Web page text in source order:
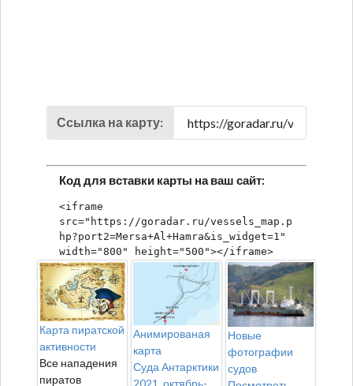
Ссылка на карту:
Код для вставки карты на ваш сайт:
<iframe
src="https://goradar.ru/vessels_map.p
hp?port2=Mersa+Al+Hamra&is_widget=1"
width="800" height="500"></iframe>
Карта пиратской
активности
Все нападения
пиратов
Анимированая
карта
Суда Антарктики
2021, октябрь-
Новые
фотографии
судов